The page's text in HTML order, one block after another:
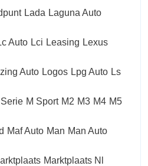
Lada Laguna Auto
Auto Lci Leasing Lexus
Auto Logos Lpg Auto Ls
Serie M Sport M2 M3 M4 M5
Maf Auto Man Man Auto
Marktplaats Nl